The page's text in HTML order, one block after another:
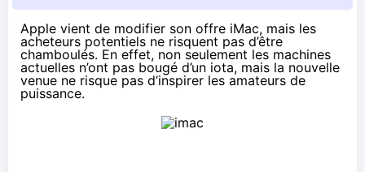
Apple vient de modifier son offre iMac, mais les
acheteurs potentiels ne risquent pas d’être
chamboulés. En effet, non seulement les machines
actuelles n’ont pas bougé d’un iota, mais la nouvelle
venue ne risque pas d’inspirer les amateurs de
puissance.